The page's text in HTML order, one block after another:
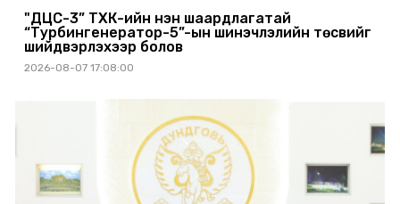
"ДЦС-3” ТӨХК-ийн нэн шаардлагатай
“Турбингенератор-5”-ын шинэчлэлийн төсвийг
шийдвэрлэхээр болов
2026-08-07 17:08:00